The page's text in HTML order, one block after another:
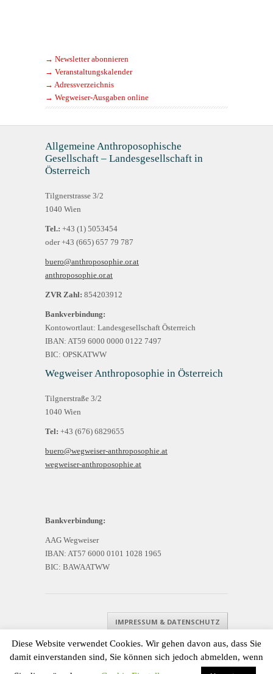
→ Newsletter abonnieren
→ Veranstaltungskalender
→ Adressverzeichnis
→ Wegweiser-Ausgaben online
Allgemeine Anthroposophische
Gesellschaft – Landesgesellschaft in
Österreich
Tilgnerstrasse 3/2
1040 Wien
Tel.: +43 (1) 5053454
oder +43 (665) 657 79 787
buero@anthroposophie.or.at
anthroposophie.or.at
ZVR Zahl: 854203912
Bankverbindung:
Kontowortlaut: Landesgesellschaft Österreich
IBAN: AT59 6000 0000 0122 7497
BIC: OPSKATWW
Wegweiser Anthroposophie in Österreich
Tilgnerstraße 3/2
1040 Wien
Tel: +43 (676) 6829655
buero@wegweiser-anthroposophie.at
wegweiser-anthroposophie.at
Bankverbindung:
AAG Wegweiser
IBAN: AT57 6000 0101 1028 1965
BIC: BAWAATWW
IMPRESSUM & DATENSCHUTZ
Diese Website verwendet Cookies. Wir gehen davon aus, dass Sie
damit einverstanden sind, Sie können sich jedoch abmelden, wenn